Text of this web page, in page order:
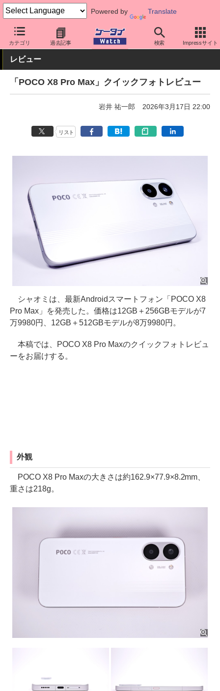
Powered by Translate
カテゴリ 過去記事 検索 Impressサイト
ケータイ Watch OS Android シャオミ
レビュー
「POCO X8 Pro Max」クイックフォトレビュー
岩井 祐一郎 2026年3月17日 22:00
リスト
シャオミは、最新Androidスマートフォン「POCO X8
Pro Max」を発売した。価格は12GB＋256GBモデルが7
万9980円、12GB＋512GBモデルが8万9980円。
本稿では、POCO X8 Pro Maxのクイックフォトレビュ
ーをお届けする。
外観
POCO X8 Pro Maxの大きさは約162.9×77.9×8.2mm、
重さは218g。